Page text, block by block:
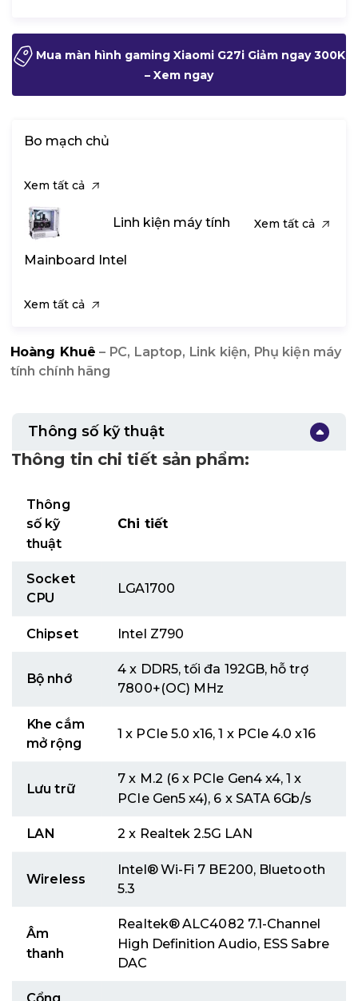
Mua màn hình gaming Xiaomi G27i Giảm ngay 300K
– Xem ngay
Bo mạch chủ
Xem tất cả
Linh kiện máy tính Xem tất cả
Mainboard Intel
Xem tất cả
Hoàng Khuê – PC, Laptop, Link kiện, Phụ kiện máy
tính chính hãng
Thông số kỹ thuật
Thông tin chi tiết sản phẩm:
Thông
số kỹ
thuật
Chi tiết
Socket
CPU
LGA1700
Chipset Intel Z790
Bộ nhớ
4 x DDR5, tối đa 192GB, hỗ trợ
7800+(OC) MHz
Khe cắm
mở rộng
1 x PCIe 5.0 x16, 1 x PCIe 4.0 x16
Lưu trữ
7 x M.2 (6 x PCIe Gen4 x4, 1 x
PCIe Gen5 x4), 6 x SATA 6Gb/s
LAN 2 x Realtek 2.5G LAN
Wireless
Intel® Wi-Fi 7 BE200, Bluetooth
5.3
Âm
thanh
Realtek® ALC4082 7.1-Channel
High Definition Audio, ESS Sabre
DAC